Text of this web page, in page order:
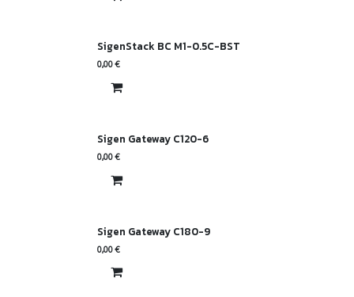
SigenStack BC M1-0.5C-BST
0,00€
Sigen Gateway C120-6
0,00€
Sigen Gateway C180-9
0,00€